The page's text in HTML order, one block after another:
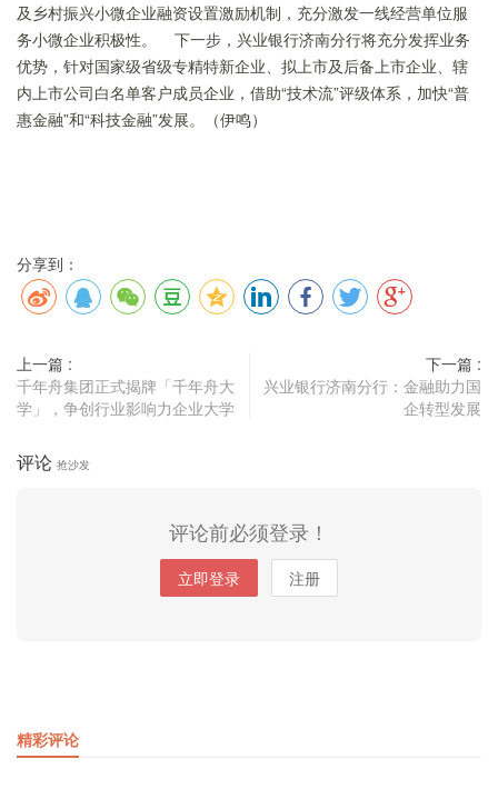
及乡村振兴小微企业融资设置激励机制，充分激发一线经营单位服
务小微企业积极性。 下一步，兴业银行济南分行将充分发挥业务
优势，针对国家级省级专精特新企业、拟上市及后备上市企业、辖
内上市公司白名单客户成员企业，借助“技术流”评级体系，加快“普
惠金融”和“科技金融”发展。（伊鸣）
分享到：
上一篇 :
千年舟集团正式揭牌「千年舟大
学」，争创行业影响力企业大学
下一篇 :
兴业银行济南分行：金融助力国
企转型发展
评论 抢沙发
评论前必须登录！
立即登录 注册
精彩评论